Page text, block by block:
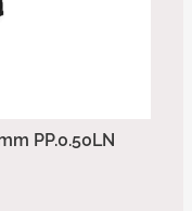
PP.0.50LN